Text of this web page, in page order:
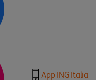
App ING Italia